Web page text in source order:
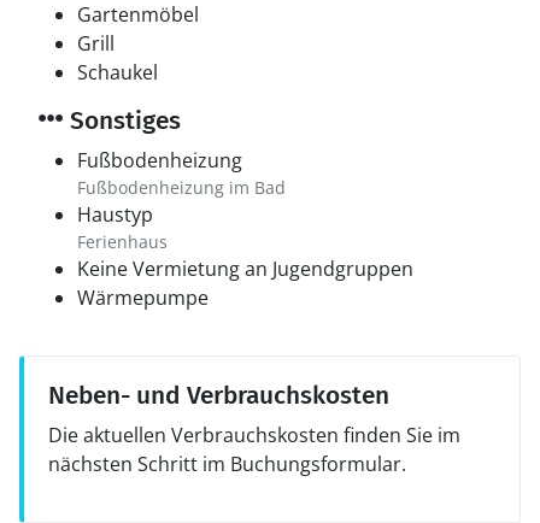
Gartenmöbel
Grill
Schaukel
Sonstiges
Fußbodenheizung
Fußbodenheizung im Bad
Haustyp
Ferienhaus
Keine Vermietung an Jugendgruppen
Wärmepumpe
Neben- und Verbrauchskosten
Die aktuellen Verbrauchskosten finden Sie im
nächsten Schritt im Buchungsformular.